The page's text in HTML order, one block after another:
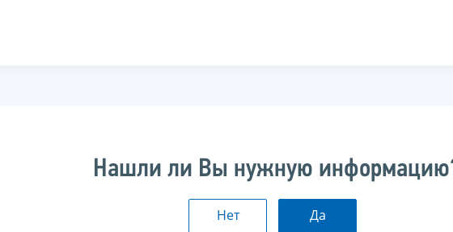
Нашли ли Вы нужную
Нет Да